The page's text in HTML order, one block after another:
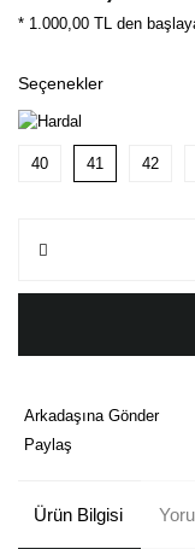
* 1.000,00 TL den
Seçenekler
40 41 42
Arkadaşına Gönder
Paylaş
Ürün Bilgisi